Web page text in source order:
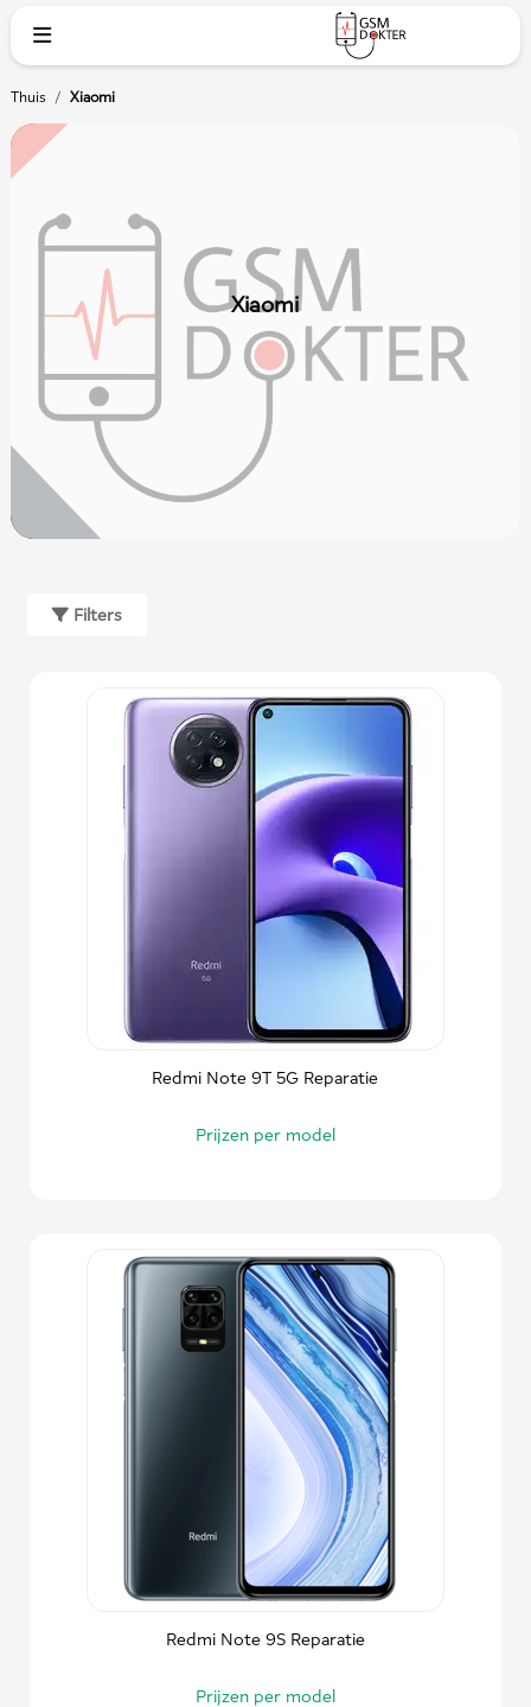
Thuis / Xiaomi
Xiaomi
Filters
Redmi Note 9T 5G Reparatie
Prijzen per model
Redmi Note 9S Reparatie
Prijzen per model